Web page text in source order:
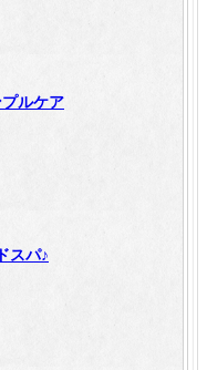
ルケア
スパ♪